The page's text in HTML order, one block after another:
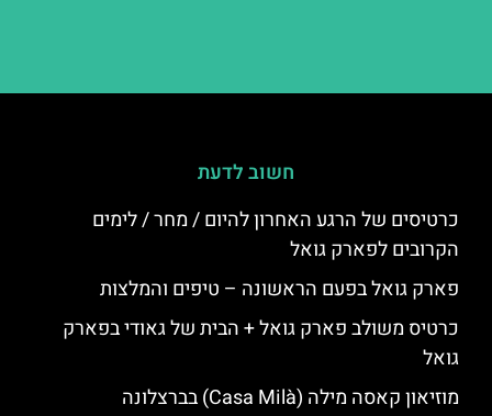
חשוב לדעת
כרטיסים של הרגע האחרון להיום / מחר / לימים
הקרובים לפארק גואל
פארק גואל בפעם הראשונה – טיפים והמלצות
כרטיס משולב פארק גואל + הבית של גאודי בפארק
גואל
מוזיאון קאסה מילה (Casa Milà) בברצלונה